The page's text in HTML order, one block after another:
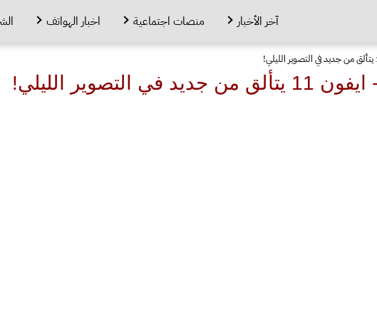
آخر الأخبار منصات اجتماعية اخبار الهواتف
التصوير الليلي!